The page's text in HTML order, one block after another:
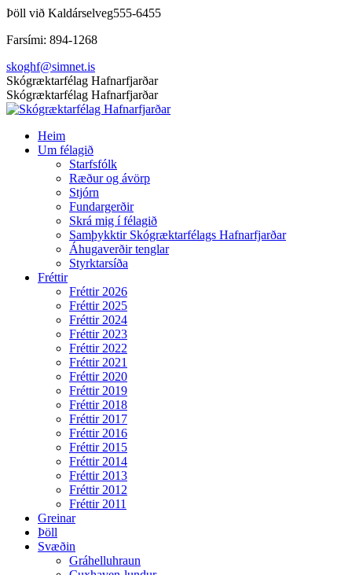
Skip
content
Þöll við Kaldárselveg555-6455
Farsími: 894-1268
skoghf@simnet.is
Facebook
page
opens
new
window
Skógræktarfélag Hafnarfjarðar
Skógræktarfélag Hafnarfjarðar
Heim
Um félagið
Starfsfólk
Ræður og ávörp
Stjórn
Fundargerðir
Skrá mig í félagið
Samþykktir Skógræktarfélags Hafnarfjarðar
Áhugaverðir tenglar
Styrktarsíða
Fréttir
Fréttir 2026
Fréttir 2025
Fréttir 2024
Fréttir 2023
Fréttir 2022
Fréttir 2021
Fréttir 2020
Fréttir 2019
Fréttir 2018
Fréttir 2017
Fréttir 2016
Fréttir 2015
Fréttir 2014
Fréttir 2013
Fréttir 2012
Fréttir 2011
Greinar
Þöll
Svæðin
Gráhelluhraun